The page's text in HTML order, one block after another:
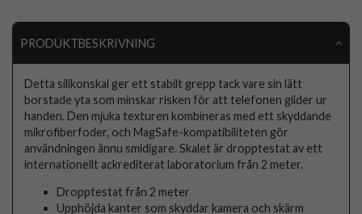
PRODUKTBESKRIVNING
Detta silikonskal ger ett stabilt grepp tack vare sin lätt
borstade yta som minskar risken för att telefonen glider ur
handen. Den mjuka texturen kombineras med ett skyddande
mikrofiberfoder, och MagSafe-kompatibiliteten gör
användningen ännu smidigare. Skalet är dropptestat av ett
internationellt ackrediterat laboratorium från 2 meter.
Dropptestat från 2 meter
Upphöjda kanter som skyddar kamera och skärm